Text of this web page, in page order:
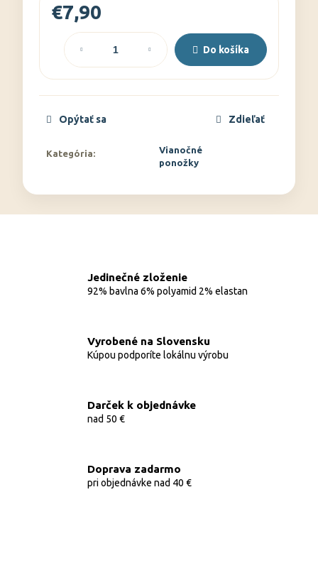
€7,90
Jednotková
cena:
Do košíka
Kategória:
Vianočné
ponožky
Opýtať sa Zdieľať
Jedinečné zloženie
92% bavlna 6% polyamid 2% elastan
Vyrobené na Slovensku
Kúpou podporíte lokálnu výrobu
Darček k objednávke
nad 50 €
Doprava zadarmo
pri objednávke nad 40 €